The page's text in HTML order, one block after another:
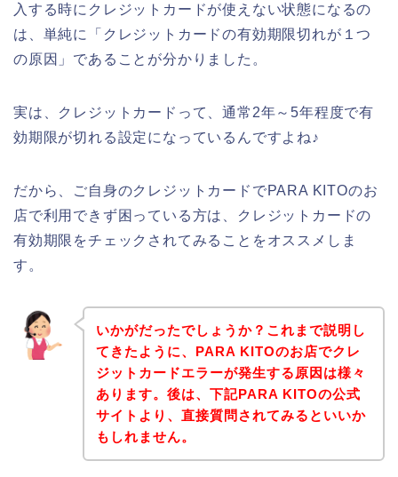
入する時にクレジットカードが使えない状態になるの
は、単純に「クレジットカードの有効期限切れが１つ
の原因」であることが分かりました。
実は、クレジットカードって、通常2年～5年程度で有
効期限が切れる設定になっているんですよね♪
だから、ご自身のクレジットカードでPARA KITOのお
店で利用できず困っている方は、クレジットカードの
有効期限をチェックされてみることをオススメしま
す。
いかがだったでしょうか？これまで説明し
てきたように、PARA KITOのお店でクレ
ジットカードエラーが発生する原因は様々
あります。後は、下記PARA KITOの公式
サイトより、直接質問されてみるといいか
もしれません。